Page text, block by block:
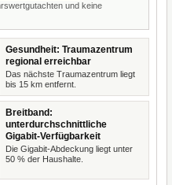
und keine
Gesundheit: Traumazentrum
regional erreichbar
Das nächste Traumazentrum liegt
bis 15 km entfernt.
Breitband:
unterdurchschnittliche
Gigabit-Verfügbarkeit
Die Gigabit-Abdeckung liegt unter
50 % der Haushalte.